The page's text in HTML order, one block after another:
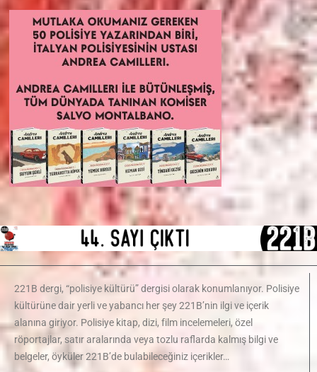
221B dergi, “polisiye kültürü” dergisi olarak konumlanıyor. Polisiye
kültürüne dair yerli ve yabancı her şey 221B’nin ilgi ve içerik
alanına giriyor. Polisiye kitap, dizi, film incelemeleri, özel
röportajlar, satır aralarında veya tozlu raflarda kalmış bilgi ve
belgeler, öyküler 221B’de bulabileceğiniz içerikler…